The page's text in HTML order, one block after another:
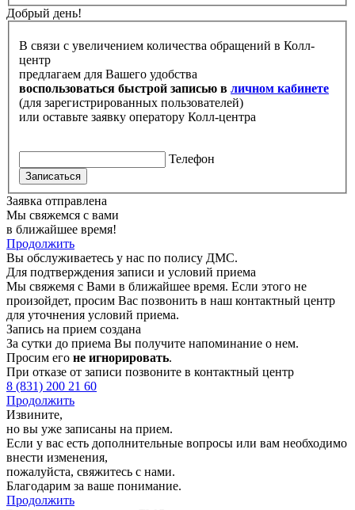
Добрый день!
В связи с увеличением количества обращений в Колл-
центр
предлагаем для Вашего удобства
воспользоваться быстрой записью в личном кабинете
(для зарегистрированных пользователей)
или оставьте заявку оператору Колл-центра
Телефон
Записаться
Заявка отправлена
Мы свяжемся с вами
в ближайшее время!
Продолжить
Вы обслуживаетесь у нас по полису ДМС.
Для подтверждения записи и условий приема
Мы свяжемя с Вами в ближайшее время. Если этого не
произойдет, просим Вас позвонить в наш контактный центр
для уточнения условий приема.
Запись на прием создана
За сутки до приема Вы получите напоминание о нем.
Просим его не игнорировать.
При отказе от записи позвоните в контактный центр
8 (831) 200 21 60
Продолжить
Извините,
но вы уже записаны на прием.
Если у вас есть дополнительные вопросы или вам необходимо
внести изменения,
пожалуйста, свяжитесь с нами.
Благодарим за ваше понимание.
Продолжить